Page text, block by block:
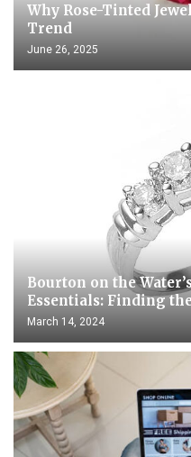
Why Rose-Tinted
Trend
June 26, 2025
Bourton on the
Essentials: Finding
March 14, 2024